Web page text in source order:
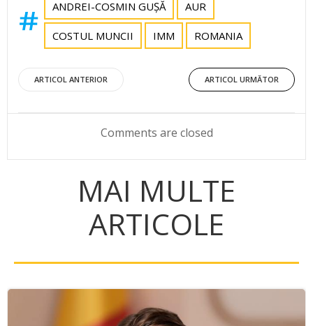
ANDREI-COSMIN GUȘĂ AUR
COSTUL MUNCII IMM ROMANIA
Post
navigation
ARTICOL ANTERIOR
Post
navigation
ARTICOL URMĂTOR
Comments are closed
MAI MULTE
ARTICOLE